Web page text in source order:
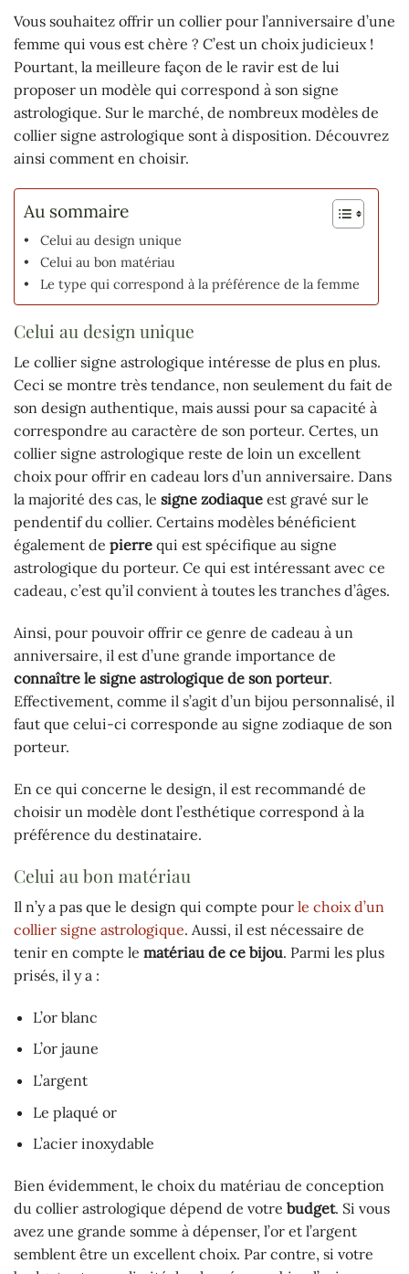
Vous souhaitez offrir un collier pour l’anniversaire d’une
femme qui vous est chère ? C’est un choix judicieux !
Pourtant, la meilleure façon de le ravir est de lui
proposer un modèle qui correspond à son signe
astrologique. Sur le marché, de nombreux modèles de
collier signe astrologique sont à disposition. Découvrez
ainsi comment en choisir.
Au sommaire
Celui au design unique
Celui au bon matériau
Le type qui correspond à la préférence de la femme
Celui au design unique
Le collier signe astrologique intéresse de plus en plus.
Ceci se montre très tendance, non seulement du fait de
son design authentique, mais aussi pour sa capacité à
correspondre au caractère de son porteur. Certes, un
collier signe astrologique reste de loin un excellent
choix pour offrir en cadeau lors d’un anniversaire. Dans
la majorité des cas, le signe zodiaque est gravé sur le
pendentif du collier. Certains modèles bénéficient
également de pierre qui est spécifique au signe
astrologique du porteur. Ce qui est intéressant avec ce
cadeau, c’est qu’il convient à toutes les tranches d’âges.
Ainsi, pour pouvoir offrir ce genre de cadeau à un
anniversaire, il est d’une grande importance de
connaître le signe astrologique de son porteur.
Effectivement, comme il s’agit d’un bijou personnalisé, il
faut que celui-ci corresponde au signe zodiaque de son
porteur.
En ce qui concerne le design, il est recommandé de
choisir un modèle dont l’esthétique correspond à la
préférence du destinataire.
Celui au bon matériau
Il n’y a pas que le design qui compte pour le choix d’un
collier signe astrologique. Aussi, il est nécessaire de
tenir en compte le matériau de ce bijou. Parmi les plus
prisés, il y a :
L’or blanc
L’or jaune
L’argent
Le plaqué or
L’acier inoxydable
Bien évidemment, le choix du matériau de conception
du collier astrologique dépend de votre budget. Si vous
avez une grande somme à dépenser, l’or et l’argent
semblent être un excellent choix. Par contre, si votre